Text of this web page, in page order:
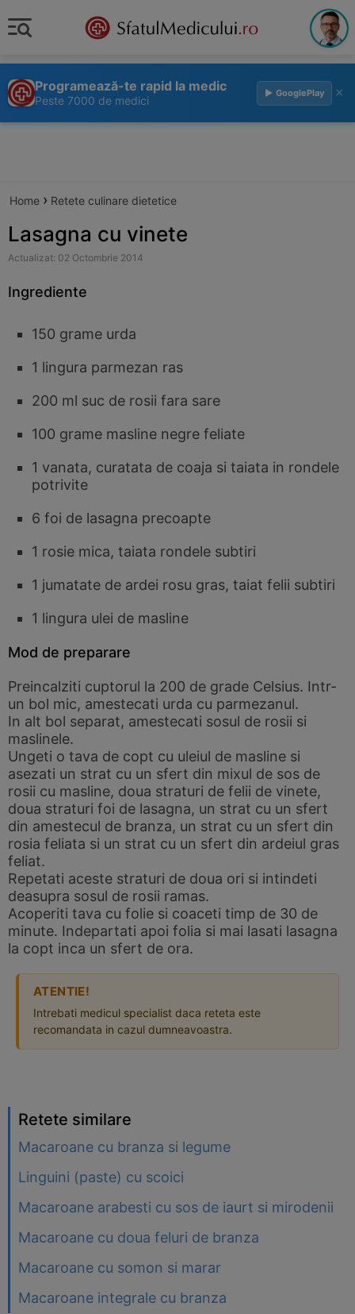
Programează-te rapid la medic
Peste 7000 de medici
▶ GooglePlay ×
Home › Retete culinare dietetice
Lasagna cu vinete
Actualizat: 02 Octombrie 2014
Ingrediente
150 grame urda
1 lingura parmezan ras
200 ml suc de rosii fara sare
100 grame masline negre feliate
1 vanata, curatata de coaja si taiata in rondele
potrivite
6 foi de lasagna precoapte
1 rosie mica, taiata rondele subtiri
1 jumatate de ardei rosu gras, taiat felii subtiri
1 lingura ulei de masline
Mod de preparare
Preincalziti cuptorul la 200 de grade Celsius. Intr-
un bol mic, amestecati urda cu parmezanul.
In alt bol separat, amestecati sosul de rosii si
maslinele.
Ungeti o tava de copt cu uleiul de masline si
asezati un strat cu un sfert din mixul de sos de
rosii cu masline, doua straturi de felii de vinete,
doua straturi foi de lasagna, un strat cu un sfert
din amestecul de branza, un strat cu un sfert din
rosia feliata si un strat cu un sfert din ardeiul gras
feliat.
Repetati aceste straturi de doua ori si intindeti
deasupra sosul de rosii ramas.
Acoperiti tava cu folie si coaceti timp de 30 de
minute. Indepartati apoi folia si mai lasati lasagna
la copt inca un sfert de ora.
ATENTIE!
Intrebati medicul specialist daca reteta este
recomandata in cazul dumneavoastra.
Retete similare
Macaroane cu branza si legume
Linguini (paste) cu scoici
Macaroane arabesti cu sos de iaurt si mirodenii
Macaroane cu doua feluri de branza
Macaroane cu somon si marar
Macaroane integrale cu branza